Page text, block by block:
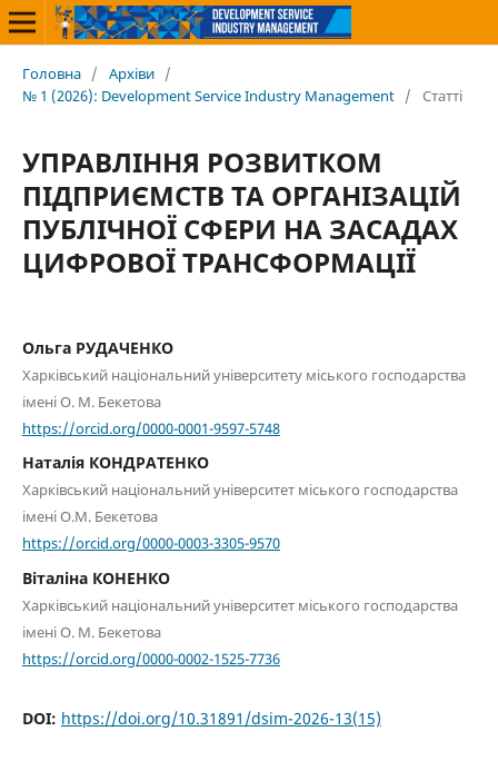
Головна / Архіви /
№ 1 (2026): Development Service Industry Management / Статті
УПРАВЛІННЯ РОЗВИТКОМ
ПІДПРИЄМСТВ ТА ОРГАНІЗАЦІЙ
ПУБЛІЧНОЇ СФЕРИ НА ЗАСАДАХ
ЦИФРОВОЇ ТРАНСФОРМАЦІЇ
Ольга РУДАЧЕНКО
Харківський національний університету міського господарства
імені О. М. Бекетова
https://orcid.org/0000-0001-9597-5748
Наталія КОНДРАТЕНКО
Харківський національний університет міського господарства
імені О.М. Бекетова
https://orcid.org/0000-0003-3305-9570
Віталіна КОНЕНКО
Харківський національний університет міського господарства
імені О. М. Бекетова
https://orcid.org/0000-0002-1525-7736
DOI: https://doi.org/10.31891/dsim-2026-13(15)